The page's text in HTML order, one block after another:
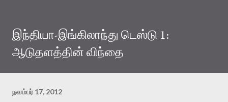
இந்தியா-இங்கிலாந்து டெஸ்டு 1:
ஆடுதளத்தின் விந்தை
நவம்பர் 17, 2012